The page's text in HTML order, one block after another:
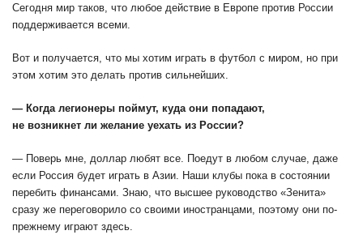
Сегодня мир таков, что любое действие в Европе против России
поддерживается всеми.
Вот и получается, что мы хотим играть в футбол с миром, но при
этом хотим это делать против сильнейших.
— Когда легионеры поймут, куда они попадают,
не возникнет ли желание уехать из России?
— Поверь мне, доллар любят все. Поедут в любом случае, даже
если Россия будет играть в Азии. Наши клубы пока в состоянии
перебить финансами. Знаю, что высшее руководство «Зенита»
сразу же переговорило со своими иностранцами, поэтому они по-
прежнему играют здесь.